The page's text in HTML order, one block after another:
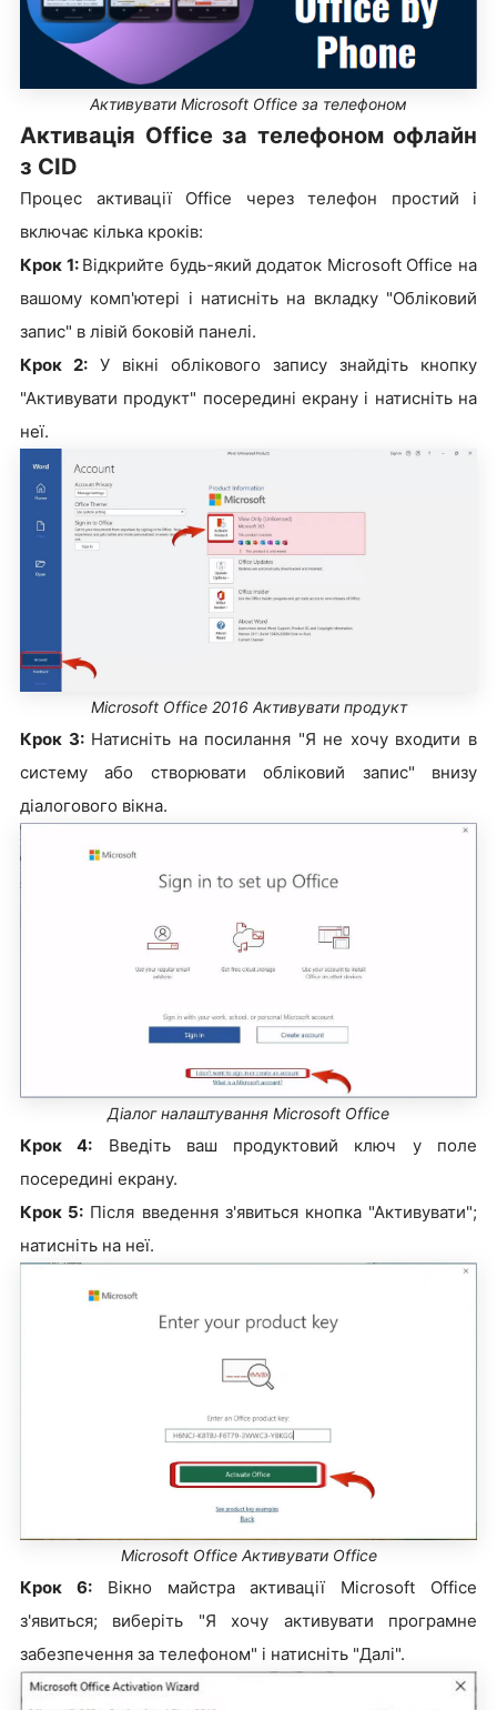
Активувати Microsoft Office за телефоном
Активація Office за телефоном офлайн
з CID
Процес активації Office через телефон простий і
включає кілька кроків:
Крок 1: Відкрийте будь-який додаток Microsoft Office на
вашому комп'ютері і натисніть на вкладку "Обліковий
запис" в лівій боковій панелі.
Крок 2: У вікні облікового запису знайдіть кнопку
"Активувати продукт" посередині екрану і натисніть на
неї.
Microsoft Office 2016 Активувати продукт
Крок 3:Натисніть на посилання "Я не хочу входити в
систему або створювати обліковий запис" внизу
діалогового вікна.
Діалог налаштування Microsoft Office
Крок 4: Введіть ваш продуктовий ключ у поле
посередині екрану.
Крок 5: Після введення з'явиться кнопка "Активувати";
натисніть на неї.
Microsoft Office Активувати Office
Крок 6:Вікно майстра активації Microsoft Office
з'явиться; виберіть "Я хочу активувати програмне
забезпечення за телефоном" і натисніть "Далі".